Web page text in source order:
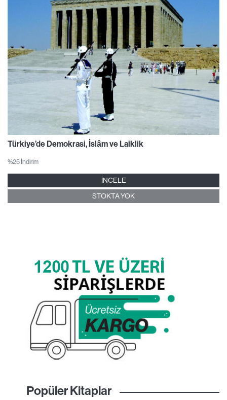
Türkiye’de Demokrasi, İslâm ve Laiklik
%25 İndirim
İNCELE
STOKTA YOK
Popüler Kitaplar